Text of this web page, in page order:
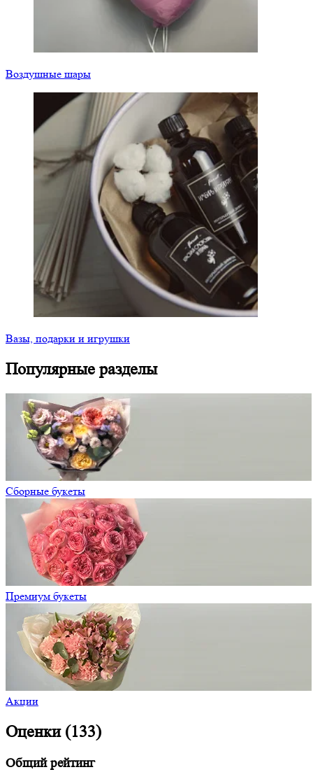
Воздушные шары
Вазы, подарки и игрушки
Популярные разделы
Сборные букеты
Премиум букеты
Акции
Оценки (133)
Общий рейтинг